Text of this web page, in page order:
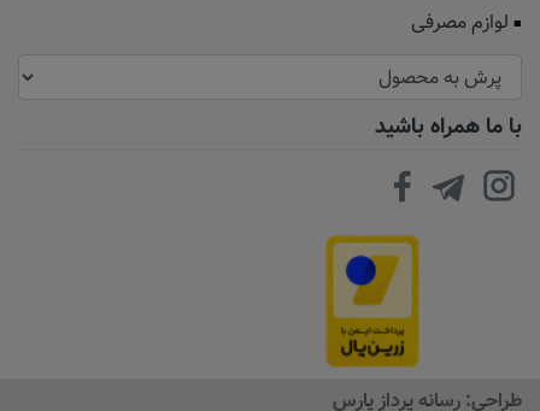
لوازم مصرفی
با ما همراه باشید
طراحی: رسانه پرداز پارس